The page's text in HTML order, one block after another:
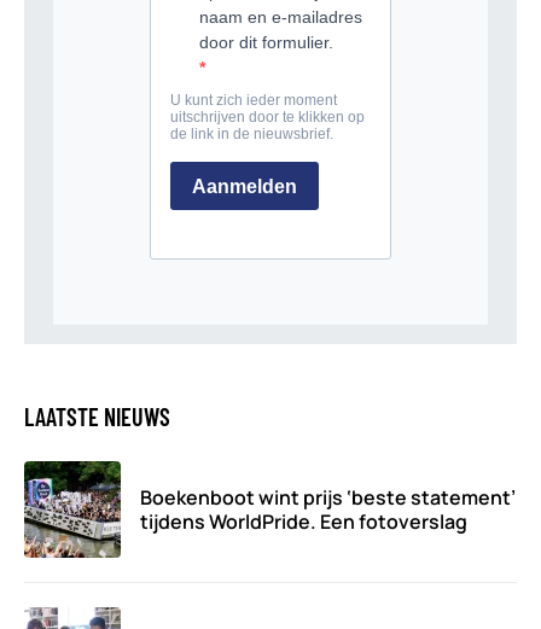
LAATSTE NIEUWS
Boekenboot wint prijs ‘beste statement’
tijdens WorldPride. Een fotoverslag